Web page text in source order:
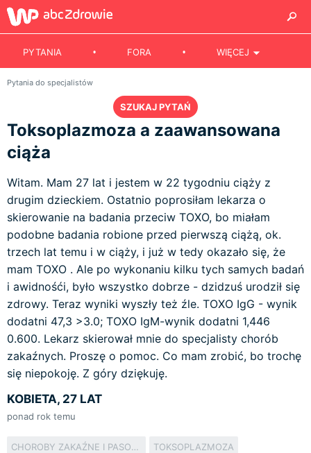
PYTANIA FORA WIĘCEJ
Pytania do specjalistów
SZUKAJ PYTAŃ
Toksoplazmoza a zaawansowana
ciąża
Witam. Mam 27 lat i jestem w 22 tygodniu ciąży z
drugim dzieckiem. Ostatnio poprosiłam lekarza o
skierowanie na badania przeciw TOXO, bo miałam
podobne badania robione przed pierwszą ciążą, ok.
trzech lat temu i w ciąży, i już w tedy okazało się, że
mam TOXO . Ale po wykonaniu kilku tych samych badań
i awidnośći, było wszystko dobrze - dzidzuś urodził się
zdrowy. Teraz wyniki wyszły też źle. TOXO IgG - wynik
dodatni 47,3 >3.0; TOXO IgM-wynik dodatni 1,446
0.600. Lekarz skierował mnie do specjalisty chorób
zakaźnych. Proszę o pomoc. Co mam zrobić, bo trochę
się niepokoję. Z góry dziękuję.
KOBIETA, 27 LAT
ponad rok temu
CHOROBY ZAKAŹNE I PASOŻYTNICZE TOKSOPLAZMOZA